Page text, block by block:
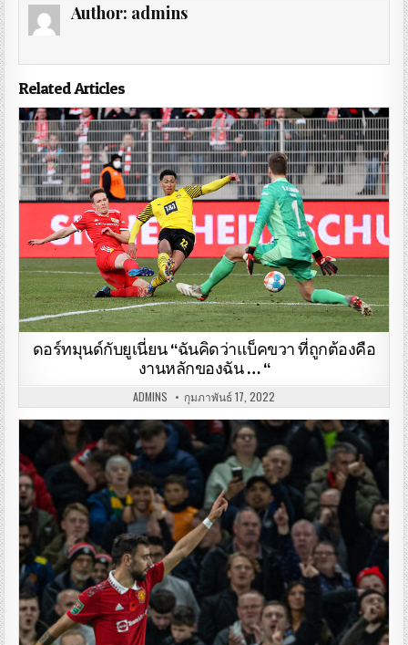
Author: admins
Related Articles
ดอร์ทมุนด์กับยูเนี่ยน “ฉันคิดว่าแบ็คขวา ที่ถูกต้องคือ
งานหลักของฉัน … “
ADMINS กุมภาพันธ์ 17, 2022